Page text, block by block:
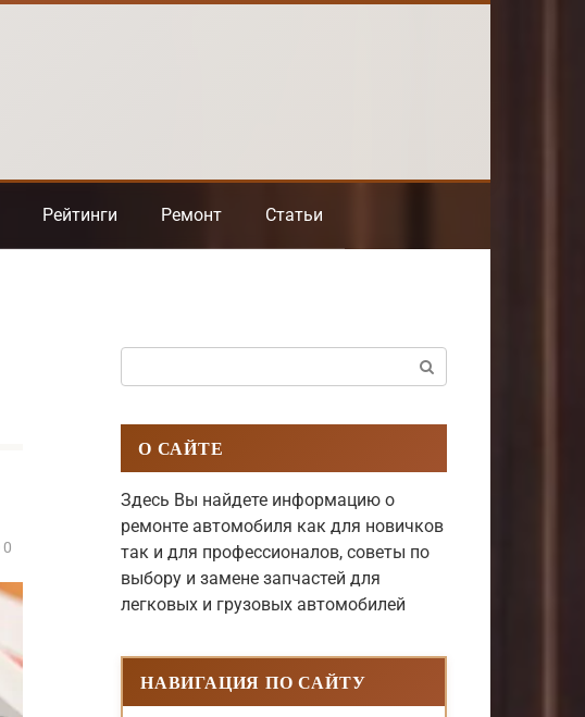
Рейтинги Ремонт Статьи
0
О САЙТЕ
Здесь Вы найдете информацию о
ремонте автомобиля как для новичков
так и для профессионалов, советы по
выбору и замене запчастей для
легковых и грузовых автомобилей
НАВИГАЦИЯ ПО САЙТУ